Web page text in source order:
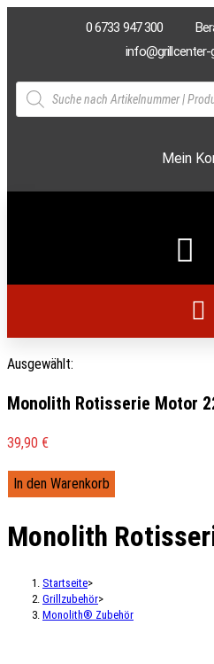
0 6733 947 300
Mein
Ausgewählt:
Monolith Rotisserie Motor
39,90 €
In den Warenkorb
Monolith
Startseite>
Grillzubehör>
Monolith® Zubehör